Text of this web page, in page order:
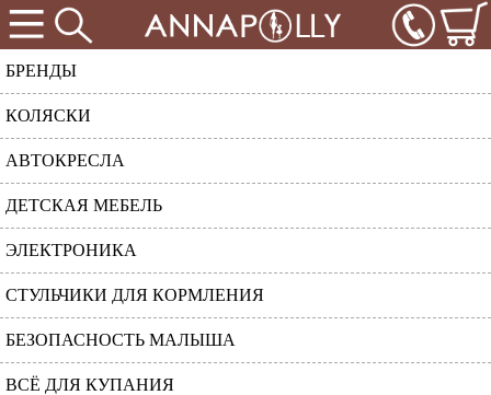
БРЕНДЫ
КОЛЯСКИ
АВТОКРЕСЛА
ДЕТСКАЯ МЕБЕЛЬ
ЭЛЕКТРОНИКА
СТУЛЬЧИКИ ДЛЯ КОРМЛЕНИЯ
БЕЗОПАСНОСТЬ МАЛЫША
ВСЁ ДЛЯ КУПАНИЯ